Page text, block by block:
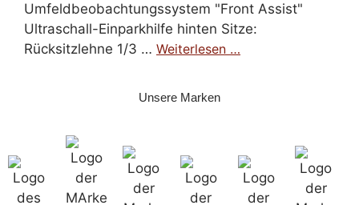
Umfeldbeobachtungssystem "Front Assist"
Ultraschall-Einparkhilfe hinten Sitze:
Rücksitzlehne 1/3 … Weiterlesen …
Unsere Marken